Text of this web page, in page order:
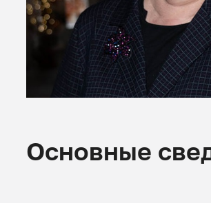
Основные